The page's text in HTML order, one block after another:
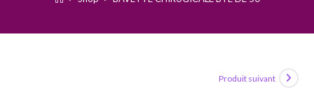
Produit suivant